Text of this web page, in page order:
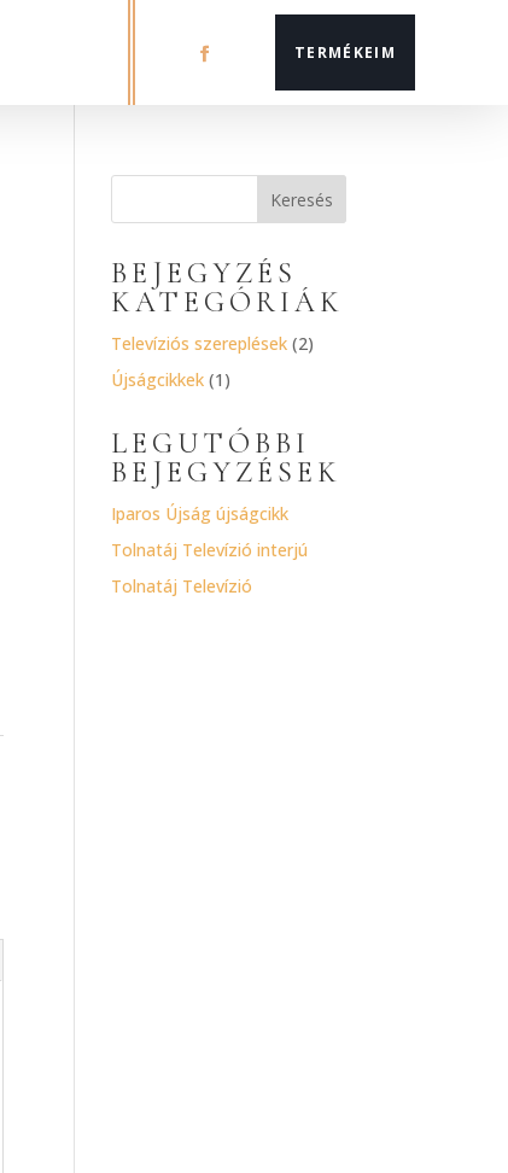
TERMÉKEIM
BEJEGYZÉS
KATEGÓRIÁK
Televíziós szereplések (2)
Újságcikkek (1)
LEGUTÓBBI
BEJEGYZÉSEK
Iparos Újság újságcikk
Tolnatáj Televízió interjú
Tolnatáj Televízió